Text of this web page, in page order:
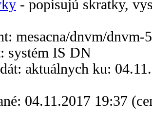
- popisujú skratky,
mesacna/dnvm/dnvm-
systém IS DN
aktuálnych ku:
04.11.2017 19:37